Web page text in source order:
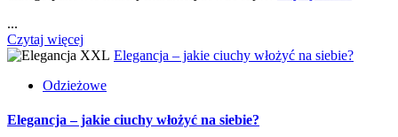
...
Czytaj więcej
Elegancja – jakie ciuchy włożyć na siebie?
Odzieżowe
Elegancja – jakie ciuchy włożyć na siebie?